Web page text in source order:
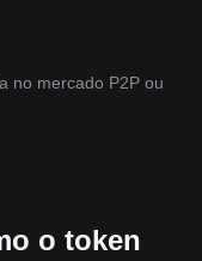
no mercado P2P ou
o token